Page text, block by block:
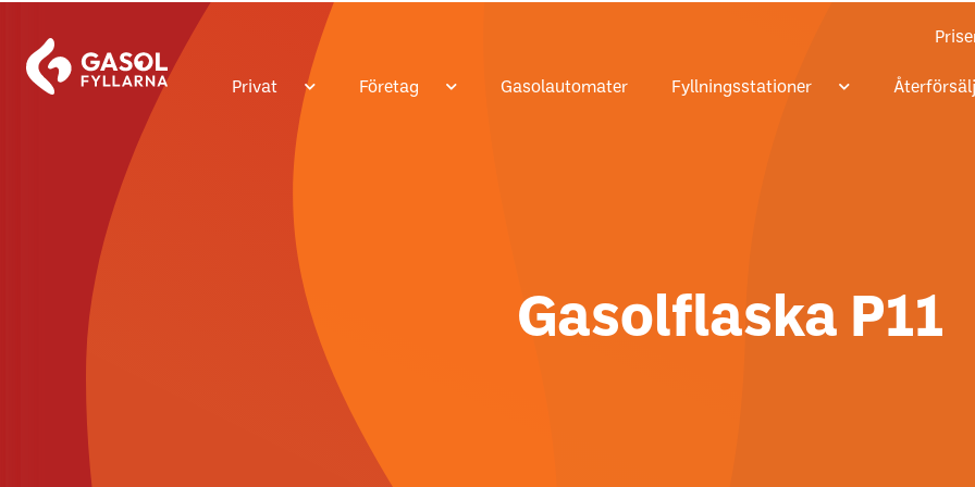
Privat Företag Gasolautomater Fyllningsstationer
Gasolflaska P11